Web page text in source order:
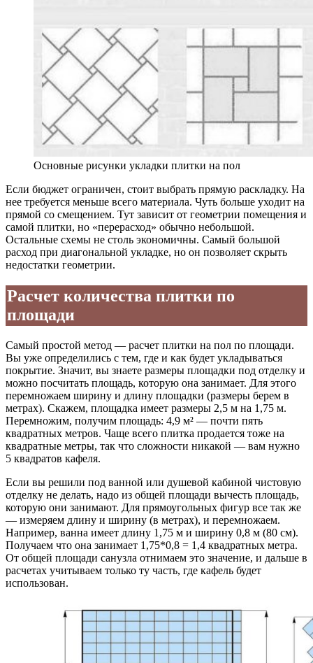
Основные рисунки укладки плитки на пол
Если бюджет ограничен, стоит выбрать прямую раскладку. На
нее требуется меньше всего материала. Чуть больше уходит на
прямой со смещением. Тут зависит от геометрии помещения и
самой плитки, но «перерасход» обычно небольшой.
Остальные схемы не столь экономичны. Самый большой
расход при диагональной укладке, но он позволяет скрыть
недостатки геометрии.
Расчет количества плитки по
площади
Самый простой метод — расчет плитки на пол по площади.
Вы уже определились с тем, где и как будет укладываться
покрытие. Значит, вы знаете размеры площадки под отделку и
можно посчитать площадь, которую она занимает. Для этого
перемножаем ширину и длину площадки (размеры берем в
метрах). Скажем, площадка имеет размеры 2,5 м на 1,75 м.
Перемножим, получим площадь: 4,9 м² — почти пять
квадратных метров. Чаще всего плитка продается тоже на
квадратные метры, так что сложности никакой — вам нужно
5 квадратов кафеля.
Если вы решили под ванной или душевой кабиной чистовую
отделку не делать, надо из общей площади вычесть площадь,
которую они занимают. Для прямоугольных фигур все так же
— измеряем длину и ширину (в метрах), и перемножаем.
Например, ванна имеет длину 1,75 м и ширину 0,8 м (80 см).
Получаем что она занимает 1,75*0,8 = 1,4 квадратных метра.
От общей площади санузла отнимаем это значение, и дальше в
расчетах учитываем только ту часть, где кафель будет
использован.